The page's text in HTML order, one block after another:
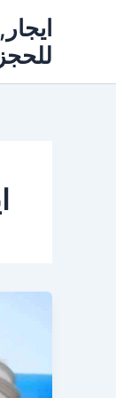
للحجز01207056289